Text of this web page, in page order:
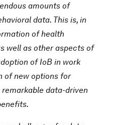
amounts of
data. This is, in
of health
well as other aspects of
of IoB in work
of new options for
data-driven